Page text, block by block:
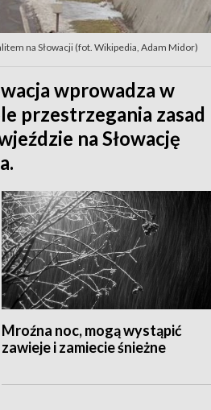
na Słowacji (fot. Wikipedia, Adam Midor)
wprowadza w
przestrzegania zasad
na Słowację
Mroźna noc, mogą wystąpić
zawieje i zamiecie śnieżne